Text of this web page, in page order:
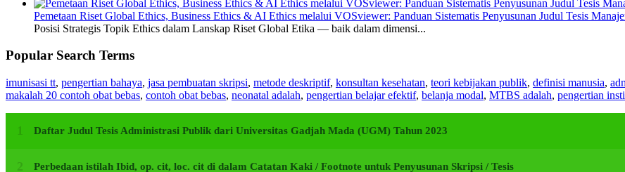
Pemetaan Riset Global Ethics, Business Ethics & AI Ethics melalui VOSviewer: Panduan Sistematis Penyusunan Judul Tesis
Posisi Strategis Topik Ethics dalam Lanskap Riset Global Etika — baik dalam dimensi...
Popular Search Terms
imunisasi tt, pengertian bahaya, jasa pembuatan skripsi, metode deskriptif, konsultan kesehatan, teori kebijakan publik, definisi manusia,
makalah 20 contoh obat bebas, contoh obat bebas, neonatal adalah, pengertian belajar efektif, belanja modal, MTBS adalah, pengertian
Daftar Judul Tesis Administrasi Publik dari Universitas Gadjah Mada (UGM) Tahun 2023
Perbedaan istilah Ibid, op. cit, loc. cit di dalam Catatan Kaki / Footnote untuk Penyusunan Skripsi / Tesis